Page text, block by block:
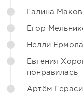
Галина
Егор
Нелли
Евгения
понравилась
Артём